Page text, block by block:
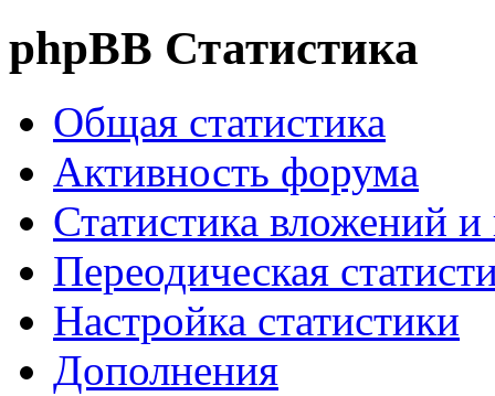
phpBB Статистика
Общая статистика
Активность форума
Статистика вложений и
Переодическая
Настройка статистики
Дополнения